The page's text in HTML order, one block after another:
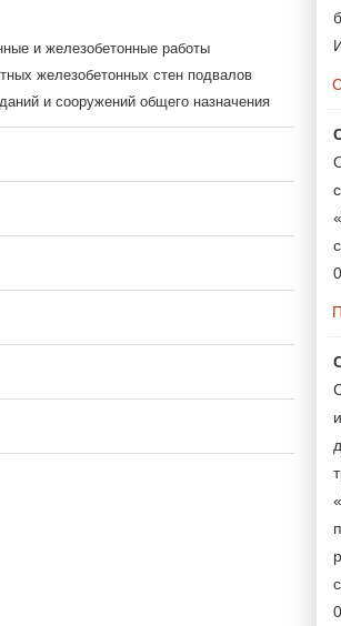
и железобетонные работы
железобетонных стен подвалов
и сооружений общего назначения